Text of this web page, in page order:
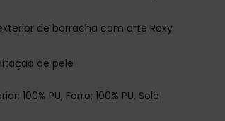
de borracha com arte Roxy
de pele
100% PU, Forro: 100% PU, Sola